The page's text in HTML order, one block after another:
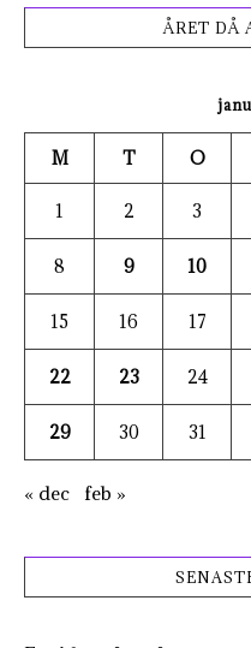
ÅRET DÅ
M T O
1 2 3
8 9 10
15 16 17
22 23 24
29 30 31
« dec feb »